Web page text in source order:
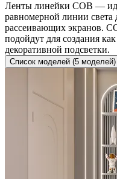
Ленты линейки COB —
равномерной линии света
рассеивающих экранов.
подойдут для создания
декоративной подсветки.
Список моделей (5 моделей)